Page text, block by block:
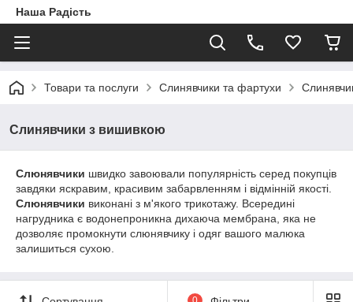
Наша Радість
Товари та послуги Слинявчики та фартухи
Слинявчики з вишивкою
Слюнявчики швидко завоювали популярність серед покупців
завдяки яскравим, красивим забарвленням і відмінній якості.
Слюнявчики виконані з м'якого трикотажу. Всередині
нагрудника є водонепроникна дихаюча мембрана, яка не
дозволяє промокнути слюнявчику і одяг вашого малюка
залишиться сухою.